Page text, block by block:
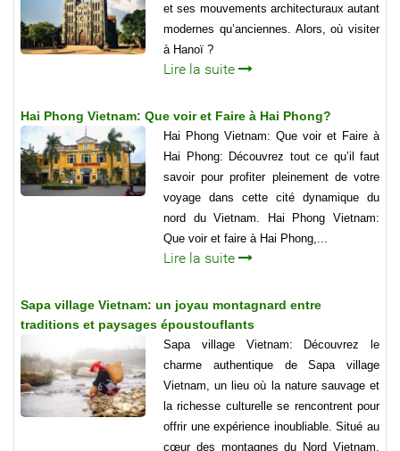
et ses mouvements architecturaux autant
modernes qu’anciennes. Alors, où visiter
à Hanoï ?
Lire la suite
Hai Phong Vietnam: Que voir et Faire à Hai Phong?
Hai Phong Vietnam: Que voir et Faire à
Hai Phong: Découvrez tout ce qu’il faut
savoir pour profiter pleinement de votre
voyage dans cette cité dynamique du
nord du Vietnam. Hai Phong Vietnam:
Que voir et faire à Hai Phong,...
Lire la suite
Sapa village Vietnam: un joyau montagnard entre
traditions et paysages époustouflants
Sapa village Vietnam: Découvrez le
charme authentique de Sapa village
Vietnam, un lieu où la nature sauvage et
la richesse culturelle se rencontrent pour
offrir une expérience inoubliable. Situé au
cœur des montagnes du Nord Vietnam,